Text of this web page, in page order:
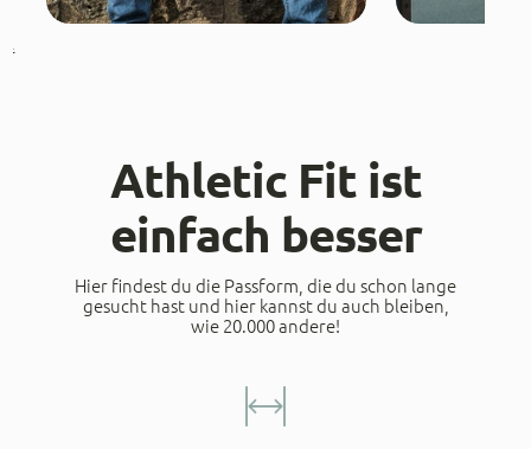
Athletic Fit ist
einfach besser
Hier findest du die Passform, die du schon lange
gesucht hast und hier kannst du auch bleiben,
wie 20.000 andere!